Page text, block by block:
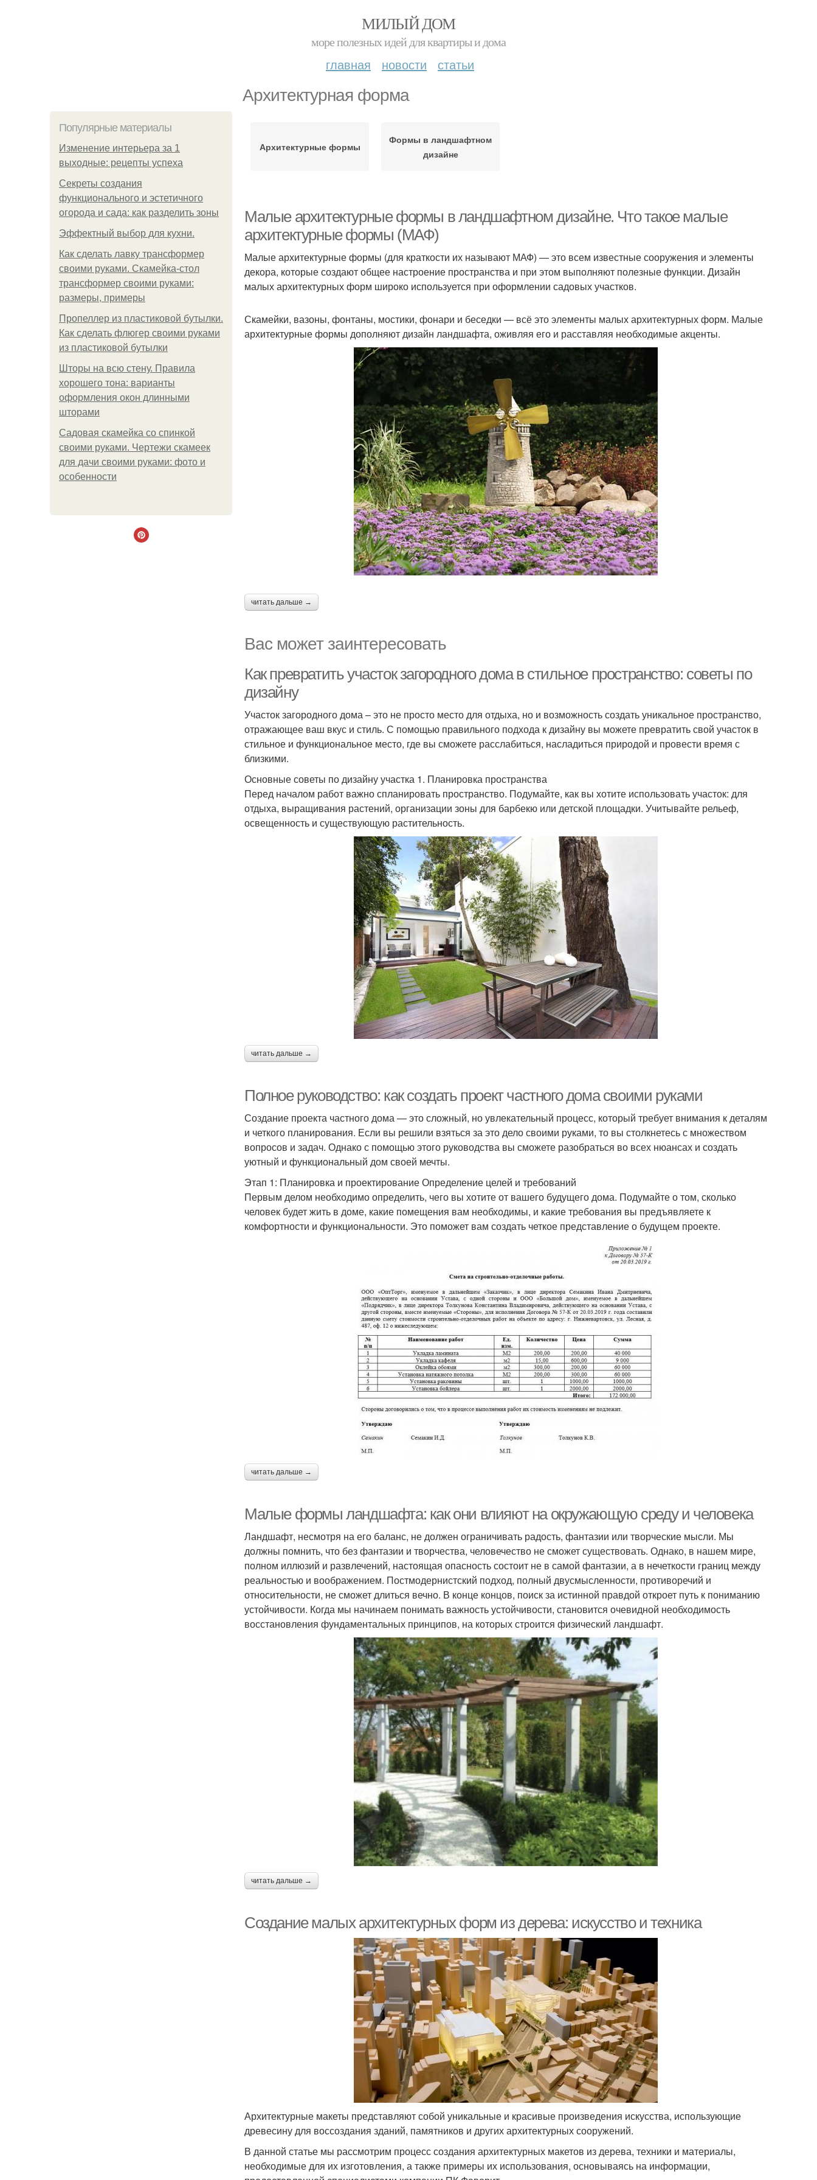
МИЛЫЙ ДОМ
море полезных идей для квартиры и дома
главная новости статьи
Архитектурная форма
Популярные материалы
Изменение интерьера за 1
выходные: рецепты успеха
Секреты создания
функционального и эстетичного
огорода и сада: как разделить зоны
Эффектный выбор для кухни.
Как сделать лавку трансформер
своими руками. Скамейка-стол
трансформер своими руками:
размеры, примеры
Пропеллер из пластиковой бутылки.
Как сделать флюгер своими руками
из пластиковой бутылки
Шторы на всю стену. Правила
хорошего тона: варианты
оформления окон длинными
шторами
Садовая скамейка со спинкой
своими руками. Чертежи скамеек
для дачи своими руками: фото и
особенности
Архитектурные формы
Формы в ландшафтном
дизайне
Малые архитектурные формы в ландшафтном дизайне. Что такое малые
архитектурные формы (МАФ)
Малые архитектурные формы (для краткости их называют МАФ) — это всем известные сооружения и элементы
декора, которые создают общее настроение пространства и при этом выполняют полезные функции. Дизайн
малых архитектурных форм широко используется при оформлении садовых участков.
Скамейки, вазоны, фонтаны, мостики, фонари и беседки — всё это элементы малых архитектурных форм. Малые
архитектурные формы дополняют дизайн ландшафта, оживляя его и расставляя необходимые акценты.
читать дальше →
Вас может заинтересовать
Как превратить участок загородного дома в стильное пространство: советы по
дизайну
Участок загородного дома – это не просто место для отдыха, но и возможность создать уникальное пространство,
отражающее ваш вкус и стиль. С помощью правильного подхода к дизайну вы можете превратить свой участок в
стильное и функциональное место, где вы сможете расслабиться, насладиться природой и провести время с
близкими.
Основные советы по дизайну участка 1. Планировка пространства
Перед началом работ важно спланировать пространство. Подумайте, как вы хотите использовать участок: для
отдыха, выращивания растений, организации зоны для барбекю или детской площадки. Учитывайте рельеф,
освещенность и существующую растительность.
читать дальше →
Полное руководство: как создать проект частного дома своими руками
Создание проекта частного дома — это сложный, но увлекательный процесс, который требует внимания к деталям
и четкого планирования. Если вы решили взяться за это дело своими руками, то вы столкнетесь с множеством
вопросов и задач. Однако с помощью этого руководства вы сможете разобраться во всех нюансах и создать
уютный и функциональный дом своей мечты.
Этап 1: Планировка и проектирование Определение целей и требований
Первым делом необходимо определить, чего вы хотите от вашего будущего дома. Подумайте о том, сколько
человек будет жить в доме, какие помещения вам необходимы, и какие требования вы предъявляете к
комфортности и функциональности. Это поможет вам создать четкое представление о будущем проекте.
читать дальше →
Малые формы ландшафта: как они влияют на окружающую среду и человека
Ландшафт, несмотря на его баланс, не должен ограничивать радость, фантазии или творческие мысли. Мы
должны помнить, что без фантазии и творчества, человечество не сможет существовать. Однако, в нашем мире,
полном иллюзий и развлечений, настоящая опасность состоит не в самой фантазии, а в нечеткости границ между
реальностью и воображением. Постмодернистский подход, полный двусмысленности, противоречий и
относительности, не сможет длиться вечно. В конце концов, поиск за истинной правдой откроет путь к пониманию
устойчивости. Когда мы начинаем понимать важность устойчивости, становится очевидной необходимость
восстановления фундаментальных принципов, на которых строится физический ландшафт.
читать дальше →
Создание малых архитектурных форм из дерева: искусство и техника
Архитектурные макеты представляют собой уникальные и красивые произведения искусства, использующие
древесину для воссоздания зданий, памятников и других архитектурных сооружений.
В данной статье мы рассмотрим процесс создания архитектурных макетов из дерева, техники и материалы,
необходимые для их изготовления, а также примеры их использования, основываясь на информации,